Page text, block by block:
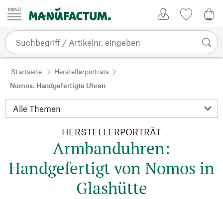
Zum Inhalt springen
Startseite
Herstellerporträts
Nomos. Handgefertigte Uhren
HERSTELLERPORTRÄT
Armbanduhren:
Handgefertigt von Nomos in
Glashütte